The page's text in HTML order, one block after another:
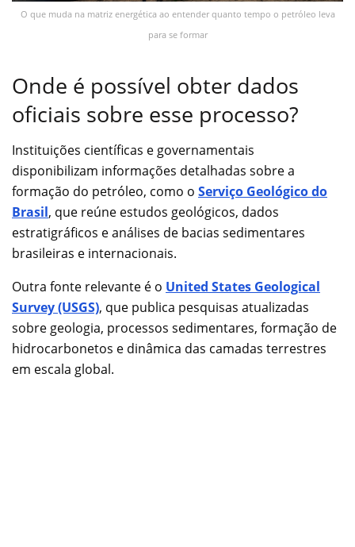
O que muda na matriz energética ao entender quanto tempo o petróleo leva
para se formar
Onde é possível obter dados
oficiais sobre esse processo?
Instituições científicas e governamentais
disponibilizam informações detalhadas sobre a
formação do petróleo, como o Serviço Geológico do
Brasil, que reúne estudos geológicos, dados
estratigráficos e análises de bacias sedimentares
brasileiras e internacionais.
Outra fonte relevante é o United States Geological
Survey (USGS), que publica pesquisas atualizadas
sobre geologia, processos sedimentares, formação de
hidrocarbonetos e dinâmica das camadas terrestres
em escala global.